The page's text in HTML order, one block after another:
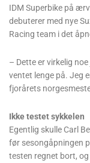
IDM Superbike på
debuterer med nye
Racing team i det
– Dette er virkelig
ventet lenge på. Jeg
fjorårets
Ikke testet sykkelen
Egentlig skulle Carl
før sesongåpningen
testen regnet bort,